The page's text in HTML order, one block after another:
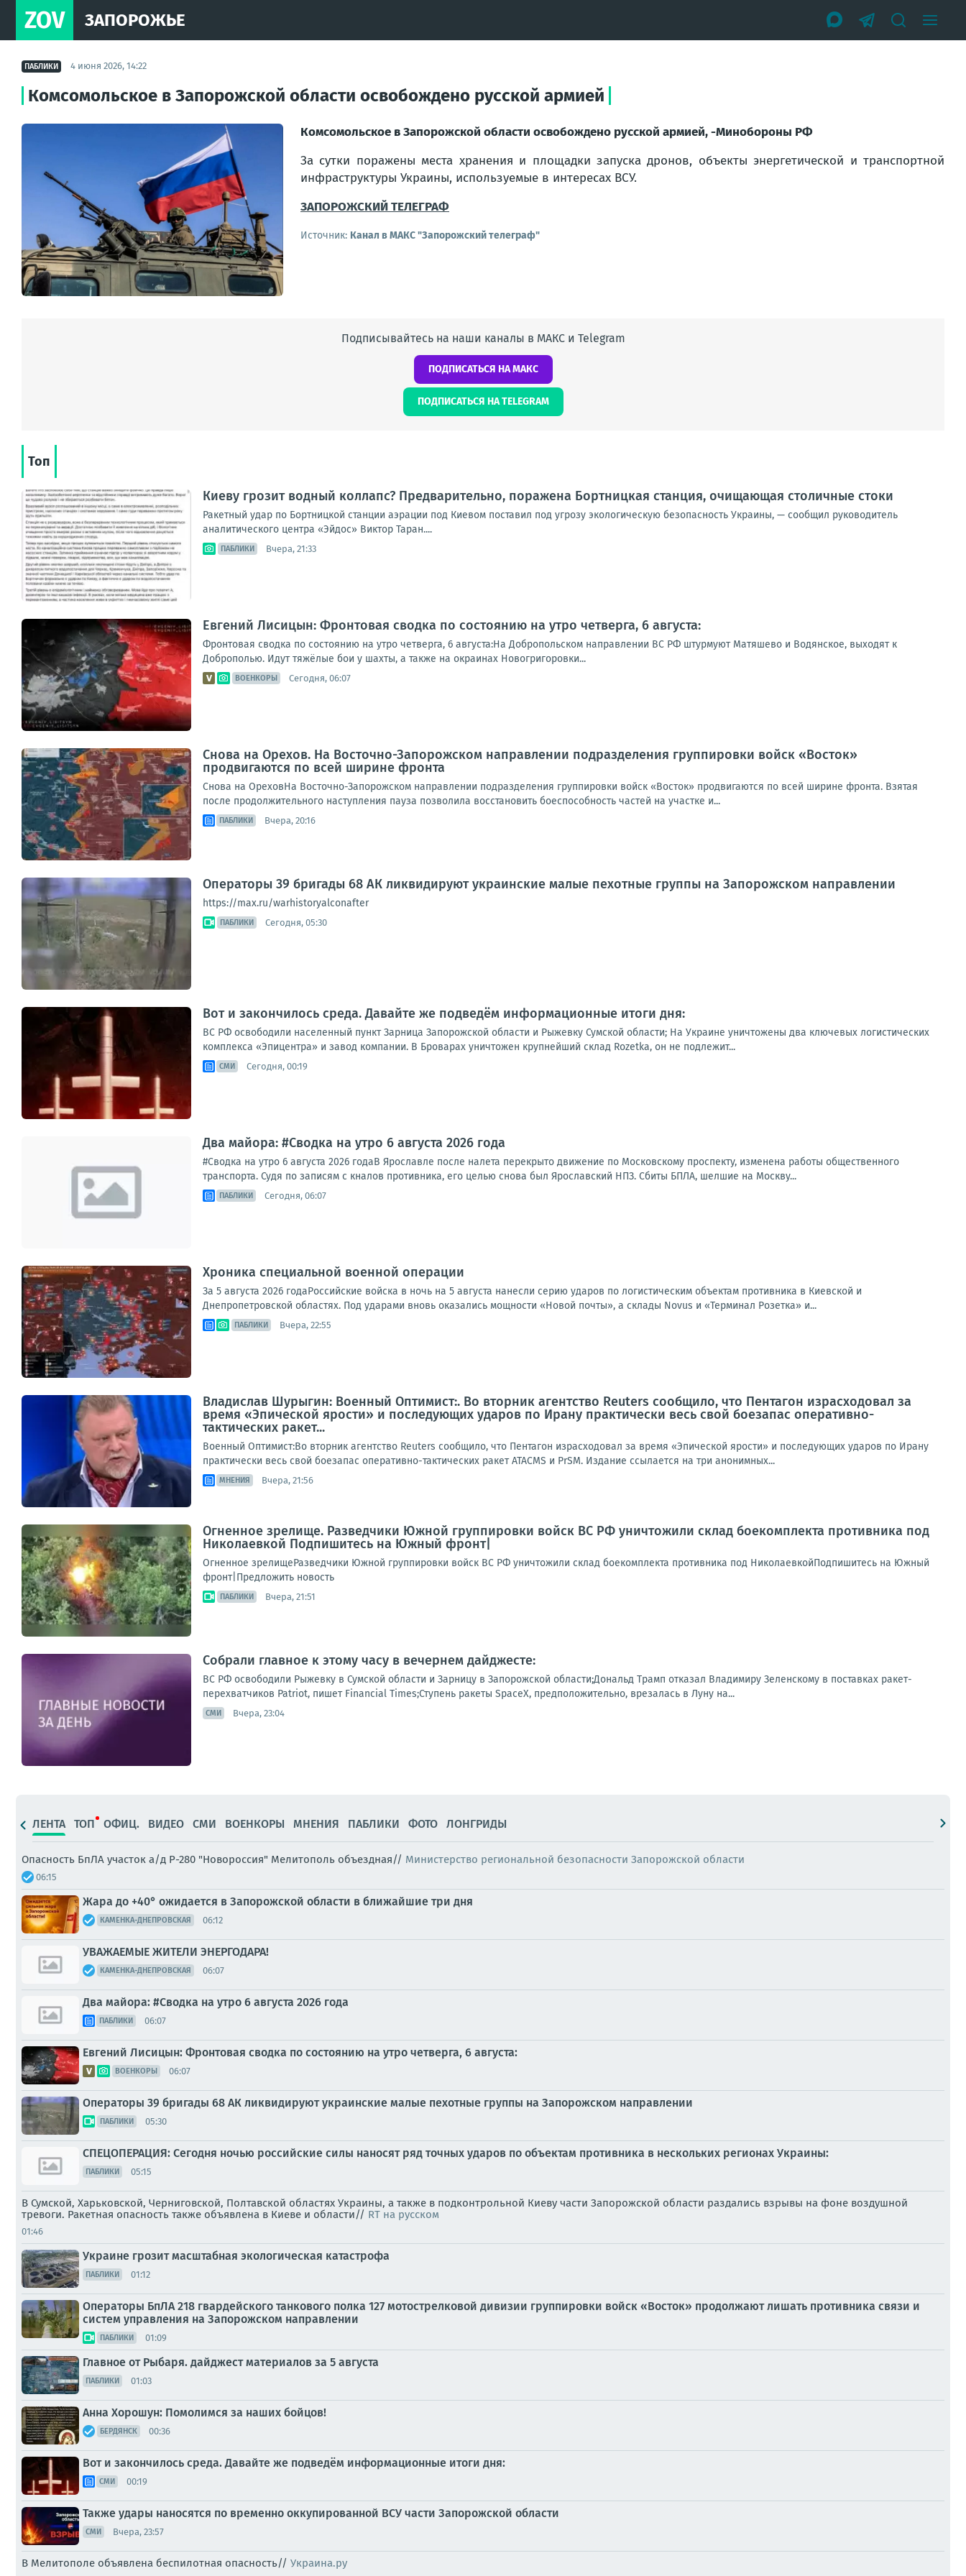
ZOV ЗАПОРОЖЬЕ
ПАБЛИКИ 4 июня 2026, 14:22
Комсомольское в Запорожской области освобождено русской армией
Комсомольское в Запорожской области освобождено русской армией, -Минобороны РФ
За сутки поражены места хранения и площадки запуска дронов, объекты энергетической и транспортной
инфраструктуры Украины, используемые в интересах ВСУ.
ЗАПОРОЖСКИЙ ТЕЛЕГРАФ
Источник: Канал в МАКС "Запорожский телеграф"
Подписывайтесь на наши каналы в МАКС и Telegram
ПОДПИСАТЬСЯ НА МАКС
ПОДПИСАТЬСЯ НА TELEGRAM
Топ
Киеву грозит водный коллапс? Предварительно, поражена Бортницкая станция, очищающая столичные стоки
Ракетный удар по Бортницкой станции аэрации под Киевом поставил под угрозу экологическую безопасность Украины, — сообщил руководитель
аналитического центра «Эйдос» Виктор Таран....
ПАБЛИКИ Вчера, 21:33
Евгений Лисицын: Фронтовая сводка по состоянию на утро четверга, 6 августа:
Фронтовая сводка по состоянию на утро четверга, 6 августа:На Добропольском направлении ВС РФ штурмуют Матяшево и Водянское, выходят к
Доброполью. Идут тяжёлые бои у шахты, а также на окраинах Новогригоровки...
ВОЕНКОРЫ Сегодня, 06:07
Снова на Орехов. На Восточно-Запорожском направлении подразделения группировки войск «Восток»
продвигаются по всей ширине фронта
Снова на ОреховНа Восточно-Запорожском направлении подразделения группировки войск «Восток» продвигаются по всей ширине фронта. Взятая
после продолжительного наступления пауза позволила восстановить боеспособность частей на участке и...
ПАБЛИКИ Вчера, 20:16
Операторы 39 бригады 68 АК ликвидируют украинские малые пехотные группы на Запорожском направлении
https://max.ru/warhistoryalconafter
ПАБЛИКИ Сегодня, 05:30
Вот и закончилось среда. Давайте же подведём информационные итоги дня:
ВС РФ освободили населенный пункт Зарница Запорожской области и Рыжевку Сумской области; На Украине уничтожены два ключевых логистических
комплекса «Эпицентра» и завод компании. В Броварах уничтожен крупнейший склад Rozetka, он не подлежит...
СМИ Сегодня, 00:19
Два майора: #Сводка на утро 6 августа 2026 года
#Сводка на утро 6 августа 2026 годаВ Ярославле после налета перекрыто движение по Московскому проспекту, изменена работы общественного
транспорта. Судя по записям с кналов противника, его целью снова был Ярославский НПЗ. Сбиты БПЛА, шелшие на Москву...
ПАБЛИКИ Сегодня, 06:07
Хроника специальной военной операции
За 5 августа 2026 годаРоссийские войска в ночь на 5 августа нанесли серию ударов по логистическим объектам противника в Киевской и
Днепропетровской областях. Под ударами вновь оказались мощности «Новой почты», а склады Novus и «Терминал Розетка» и...
ПАБЛИКИ Вчера, 22:55
Владислав Шурыгин: Военный Оптимист:. Во вторник агентство Reuters сообщило, что Пентагон израсходовал за
время «Эпической ярости» и последующих ударов по Ирану практически весь свой боезапас оперативно-
тактических ракет...
Военный Оптимист:Во вторник агентство Reuters сообщило, что Пентагон израсходовал за время «Эпической ярости» и последующих ударов по Ирану
практически весь свой боезапас оперативно-тактических ракет ATACMS и PrSM. Издание ссылается на три анонимных...
МНЕНИЯ Вчера, 21:56
Огненное зрелище. Разведчики Южной группировки войск ВС РФ уничтожили склад боекомплекта противника под
Николаевкой Подпишитесь на Южный фронт|
Огненное зрелищеРазведчики Южной группировки войск ВС РФ уничтожили склад боекомплекта противника под НиколаевкойПодпишитесь на Южный
фронт|Предложить новость
ПАБЛИКИ Вчера, 21:51
Собрали главное к этому часу в вечернем дайджесте:
ВС РФ освободили Рыжевку в Сумской области и Зарницу в Запорожской области;Дональд Трамп отказал Владимиру Зеленскому в поставках ракет-
перехватчиков Patriot, пишет Financial Times;Ступень ракеты SpaceX, предположительно, врезалась в Луну на...
СМИ Вчера, 23:04
ЛЕНТА ТОП ОФИЦ. ВИДЕО СМИ ВОЕНКОРЫ МНЕНИЯ ПАБЛИКИ ФОТО ЛОНГРИДЫ
Опасность БпЛА участок а/д Р-280 "Новороссия" Мелитополь объездная// Министерство региональной безопасности Запорожской области
06:15
Жара до +40° ожидается в Запорожской области в ближайшие три дня
КАМЕНКА-ДНЕПРОВСКАЯ 06:12
УВАЖАЕМЫЕ ЖИТЕЛИ ЭНЕРГОДАРА!
КАМЕНКА-ДНЕПРОВСКАЯ 06:07
Два майора: #Сводка на утро 6 августа 2026 года
ПАБЛИКИ 06:07
Евгений Лисицын: Фронтовая сводка по состоянию на утро четверга, 6 августа:
ВОЕНКОРЫ 06:07
Операторы 39 бригады 68 АК ликвидируют украинские малые пехотные группы на Запорожском направлении
ПАБЛИКИ 05:30
СПЕЦОПЕРАЦИЯ: Сегодня ночью российские силы наносят ряд точных ударов по объектам противника в нескольких регионах Украины:
ПАБЛИКИ 05:15
В Сумской, Харьковской, Черниговской, Полтавской областях Украины, а также в подконтрольной Киеву части Запорожской области раздались взрывы на фоне воздушной
тревоги. Ракетная опасность также объявлена в Киеве и области// RT на русском
01:46
Украине грозит масштабная экологическая катастрофа
ПАБЛИКИ 01:12
Операторы БпЛА 218 гвардейского танкового полка 127 мотострелковой дивизии группировки войск «Восток» продолжают лишать противника связи и
систем управления на Запорожском направлении
ПАБЛИКИ 01:09
Главное от Рыбаря. дайджест материалов за 5 августа
ПАБЛИКИ 01:03
Анна Хорошун: Помолимся за наших бойцов!
БЕРДЯНСК 00:36
Вот и закончилось среда. Давайте же подведём информационные итоги дня:
СМИ 00:19
Также удары наносятся по временно оккупированной ВСУ части Запорожской области
СМИ Вчера, 23:57
В Мелитополе объявлена беспилотная опасность// Украина.ру